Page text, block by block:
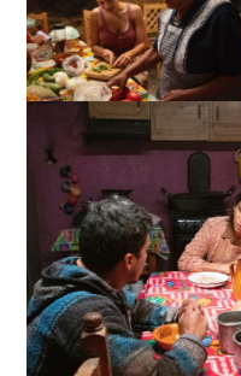
CABALLERO ÁGUILA,
CORTESÍA DIRECTOR